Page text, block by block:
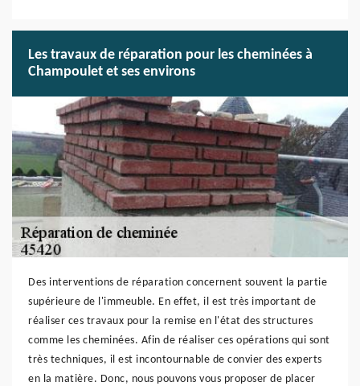
Les travaux de réparation pour les cheminées à
Champoulet et ses environs
Des interventions de réparation concernent souvent la partie
supérieure de l'immeuble. En effet, il est très important de
réaliser ces travaux pour la remise en l'état des structures
comme les cheminées. Afin de réaliser ces opérations qui sont
très techniques, il est incontournable de convier des experts
en la matière. Donc, nous pouvons vous proposer de placer